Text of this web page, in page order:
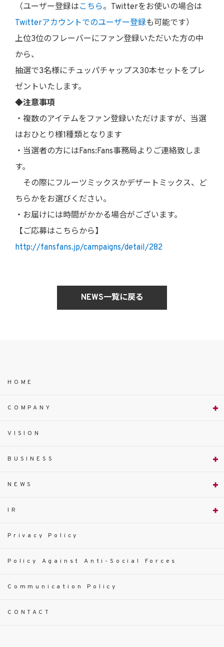
（ユーザー登録はこちら。Twitterをお使いの場合は
Twitterアカウントでのユーザー登録も可能です）
上位3位のフレーバーにファン登録いただいた方の中
から、
抽選で3名様にチュッパチャップス30本セットをプレ
ゼントいたします。
◆注意事項
・複数のアイテムをファン登録いただけますが、当選
はおひとり様1種類となります
・当選者の方にはFans:Fans事務局よりご連絡致しま
す。
その際にフルーツミックスかデザートミックス、ど
ちらかをお選びください。
・お届けには時間がかかる場合がございます。
【ご応募はこちらから】
http://fansfans.jp/campaigns/detail/282
NEWS一覧に戻る
HOME
COMPANY
VISION
BUSINESS
NEWS
IR
Privacy Policy
Policy Against Anti-Social Forces
Communication Policy
CONTACT